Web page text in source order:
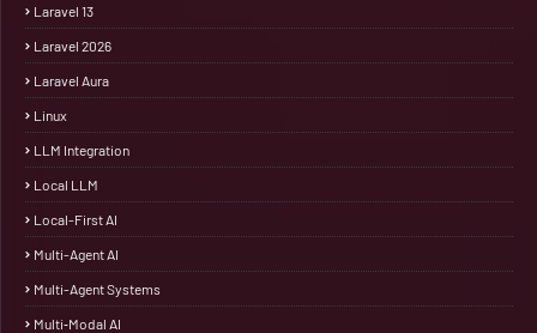
Laravel 13
Laravel 2026
Laravel Aura
Linux
LLM Integration
Local LLM
Local-First AI
Multi-Agent AI
Multi-Agent Systems
Multi‑Modal AI